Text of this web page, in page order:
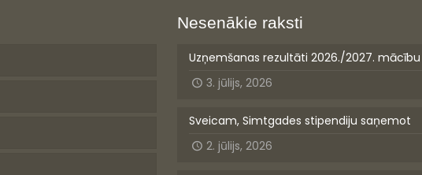
Nesenākie raksti
Uzņemšanas rezultāti 2026./2027. mācību
3. jūlijs, 2026
Sveicam, Simtgades stipendiju saņemot
2. jūlijs, 2026